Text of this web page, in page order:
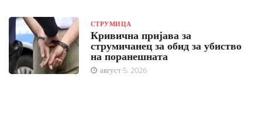
СТРУМИЦА
Кривична пријава за
струмичанец за обид за убиство
на поранешната
август 5, 2026